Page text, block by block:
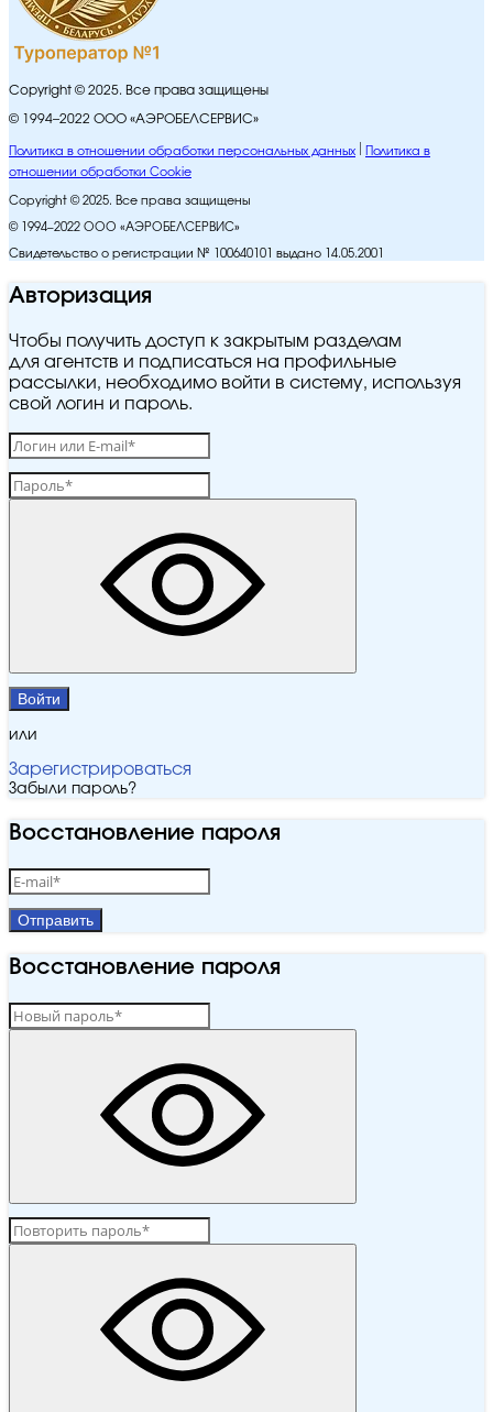
Copyright © 2025. Все права защищены
© 1994–2022 ООО «АЭРОБЕЛСЕРВИС»
Политика в отношении обработки персональных данных
Политика в
отношении обработки Cookie
Copyright © 2025. Все права защищены
© 1994–2022 ООО «АЭРОБЕЛСЕРВИС»
Свидетельство о регистрации № 100640101 выдано 14.05.2001
Авторизация
Чтобы получить доступ к закрытым разделам
для агентств и подписаться на профильные
рассылки, необходимо войти в систему, используя
свой логин и пароль.
Войти
или
Зарегистрироваться
Забыли пароль?
Восстановление пароля
Отправить
Восстановление пароля